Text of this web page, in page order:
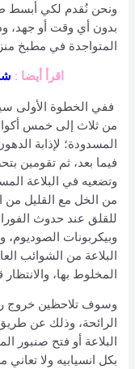
ونحن نُقدم لكي أبسط
بدون أي وقت أو جهد،
المتواجدة في مطبخ
اقرأ أيضا :
ففي الخطوة الأولى
من ثلاث إلى خمس
المسدودة؛ لإذابة
فيما بعد، ثم تقومين
وتضعيه في البلاعة
من الخل مع القليل من
للقلق عند حدوث
وبيكربونات الصوديوم،
البلاعة من الشوائب
المخلوط بها،
وسوف تلاحظين خروج
الرائحة، وذلك عن
البلاعة أو فتح صنبور
بكل انسيابيه ولا